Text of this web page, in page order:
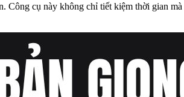
cụ này không chỉ tiết kiệm thời gian